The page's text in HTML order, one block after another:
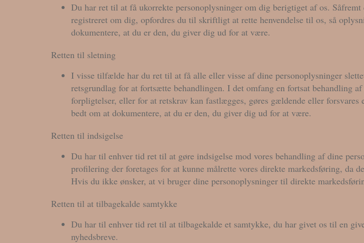
Du har ret til at få ukorrekte personoplysninger om dig berigtiget af os.
registreret om dig, opfordres du til skriftligt at rette henvendelse til os, så
dokumentere, at du er den, du giver dig ud for at være.
Retten til sletning
I visse tilfælde har du ret til at få alle eller visse af dine personoplysninger
retsgrundlag for at fortsætte behandlingen. I det omfang en fortsat behandling
forpligtelser, eller for at retskrav kan fastlægges, gøres gældende eller
bedt om at dokumentere, at du er den, du giver dig ud for at være.
Retten til indsigelse
Du har til enhver tid ret til at gøre indsigelse mod vores behandling af dine
profilering der foretages for at kunne målrette vores direkte markedsføring, da
Hvis du ikke ønsker, at vi bruger dine personoplysninger til direkte
Retten til at tilbagekalde samtykke
Du har til enhver tid ret til at tilbagekalde et samtykke, du har givet os til en
nyhedsbreve.